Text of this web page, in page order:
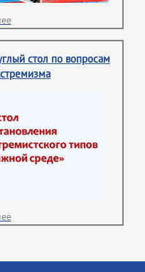
стол по вопросам